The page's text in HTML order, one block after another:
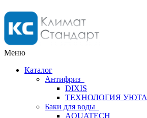
Меню
Каталог
Антифриз
DIXIS
ТЕХНОЛОГИЯ УЮТА
Баки для воды
AQUATECH